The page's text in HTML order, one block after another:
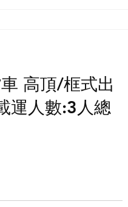
高頂/框式出
運人數:3人總